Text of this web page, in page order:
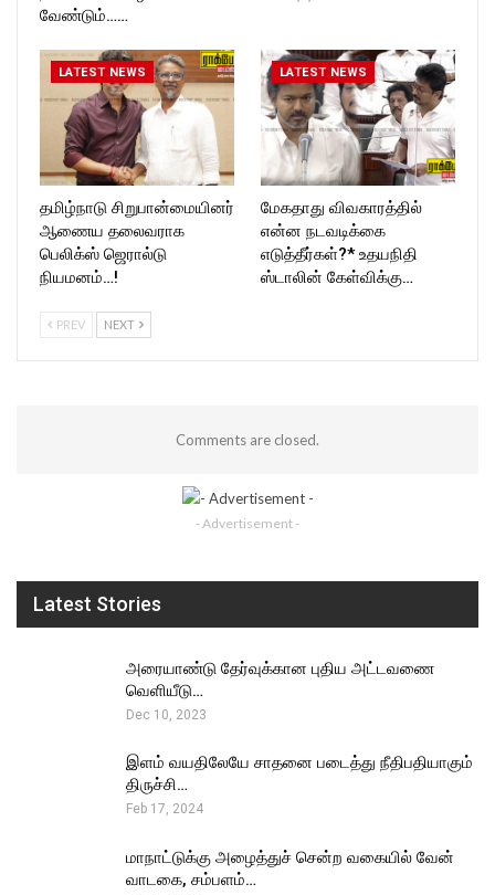
வேண்டும்……
LATEST NEWS
தமிழ்நாடு சிறுபான்மையினர்
ஆணைய தலைவராக
பெலிக்ஸ் ஜெரால்டு
நியமனம்…!
LATEST NEWS
மேகதாது விவகாரத்தில்
என்ன நடவடிக்கை
எடுத்தீர்கள்?* உதயநிதி
ஸ்டாலின் கேள்விக்கு…
PREV NEXT
Comments are closed.
- Advertisement -
Latest Stories
அரையாண்டு தேர்வுக்கான புதிய அட்டவணை
வெளியீடு…
Dec 10, 2023
இளம் வயதிலேயே சாதனை படைத்து நீதிபதியாகும்
திருச்சி…
Feb 17, 2024
மாநாட்டுக்கு அழைத்துச் சென்ற வகையில் வேன்
வாடகை, சம்பளம்…